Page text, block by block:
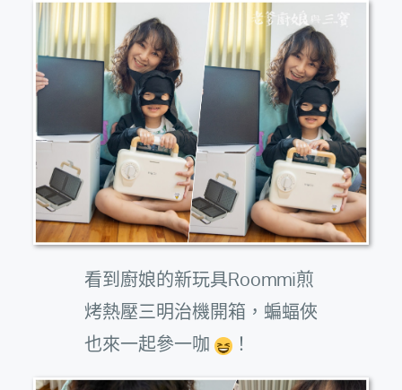
看到廚娘的新玩具Roommi煎
烤熱壓三明治機開箱，蝙蝠俠
也來一起參一咖
！